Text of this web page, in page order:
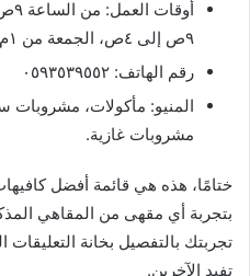
٩ص إلى ٤ص، الجمعة من ١م إلى ٤ص.
رقم الهاتف: ٠٥٩٣٥٣٩٥٥٢
المنيو: مأكولات، مشروبات
مشروبات غازية.
ختامًا، هذه هي قائمة أفضل
بتجربة أي مقهى من المقاهي
تجربتك بالتفصيل بخانة
تفيد الآخرين.